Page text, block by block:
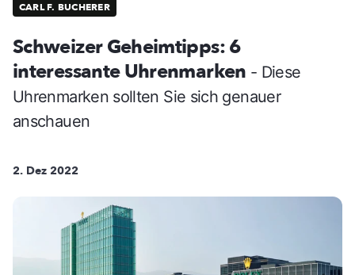
CARL F. BUCHERER
Schweizer Geheimtipps: 6
interessante Uhrenmarken - Diese
Uhrenmarken sollten Sie sich genauer
anschauen
2. Dez 2022